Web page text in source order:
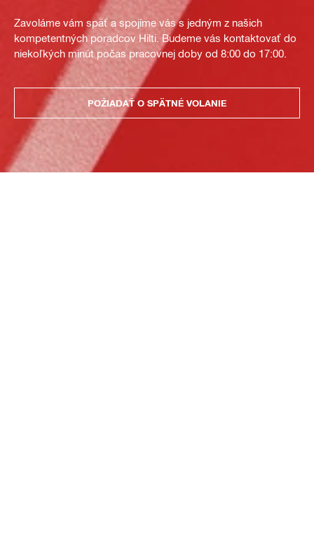
Zavoláme vám späť a spojíme vás s jedným z našich
kompetentných poradcov Hilti. Budeme vás kontaktovať do
niekoľkých minút počas pracovnej doby od 8:00 do 17:00.
POŽIADAŤ O SPÄTNÉ VOLANIE